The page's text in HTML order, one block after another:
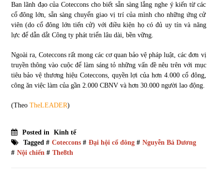
Ban lãnh đạo của Coteccons cho biết sẵn sàng lắng nghe ý kiến từ các
cổ đông lớn, sẵn sàng chuyển giao vị trí của mình cho những ứng cử
viên (do cổ đông lớn tiến cử) với điều kiện họ có đủ uy tín và năng
lực để dẫn dắt Công ty phát triển lâu dài, bền vững.
Ngoài ra, Coteccons rất mong các cơ quan bảo vệ pháp luật, các đơn vị
truyền thông vào cuộc để làm sáng tỏ những vấn đề nêu trên với mục
tiêu bảo vệ thương hiệu Coteccons, quyền lợi của hơn 4.000 cổ đông,
công ăn việc làm của gần 2.000 CBNV và hơn 30.000 người lao động.
(Theo TheLEADER)
Posted in
Kinh tế
Tagged # Coteccons# Đại hội cổ đông# Nguyễn Bá Dương
# Nội chiến # The8th